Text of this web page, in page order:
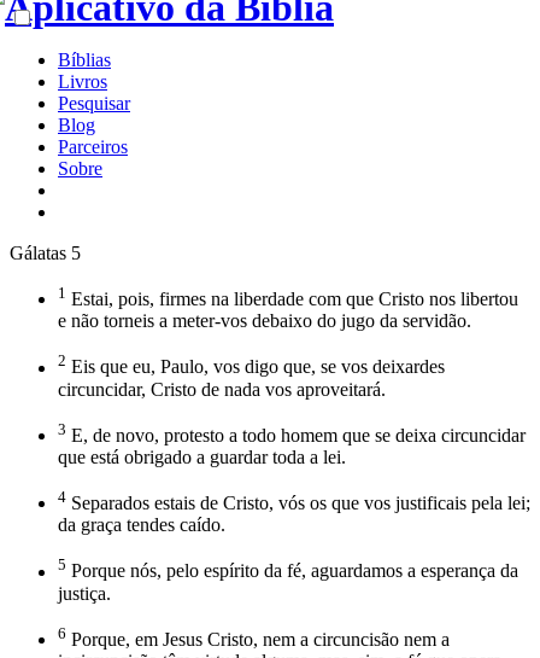
Bíblias
Livros
Pesquisar
Blog
Parceiros
Sobre
Gálatas 5
1 Estai, pois, firmes na liberdade com que Cristo nos libertou
e não torneis a meter-vos debaixo do jugo da servidão.
2 Eis que eu, Paulo, vos digo que, se vos deixardes
circuncidar, Cristo de nada vos aproveitará.
3 E, de novo, protesto a todo homem que se deixa circuncidar
que está obrigado a guardar toda a lei.
4 Separados estais de Cristo, vós os que vos justificais pela lei;
da graça tendes caído.
5 Porque nós, pelo espírito da fé, aguardamos a esperança da
justiça.
6 Porque, em Jesus Cristo, nem a circuncisão nem a